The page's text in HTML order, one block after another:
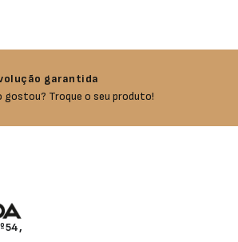
garantida
gostou? Troque o seu produto!